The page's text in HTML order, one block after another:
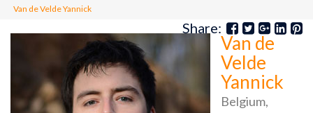
Van de Velde Yannick
Share:
Van de
Velde
Yannick
Belgium,